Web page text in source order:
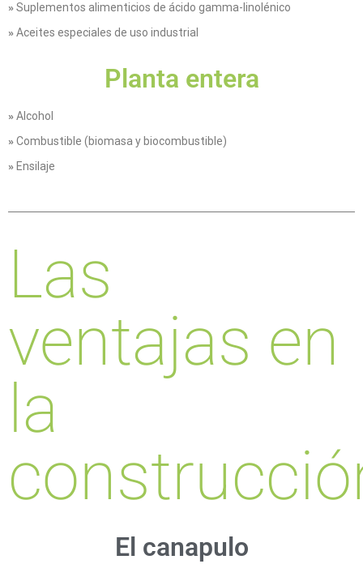
»Suplementos alimenticios de ácido gamma-linolénico
»Aceites especiales de uso industrial
Planta entera
»Alcohol
»Combustible (biomasa y biocombustible)
» Ensilaje
Las
ventajas en
la
El canapulo